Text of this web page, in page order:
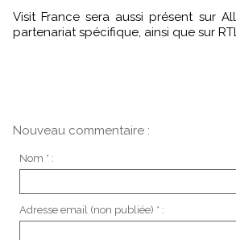
Visit France sera aussi présent sur
partenariat spécifique, ainsi que sur RTL.
Nouveau commentaire :
Nom * :
Adresse email (non publiée) * :